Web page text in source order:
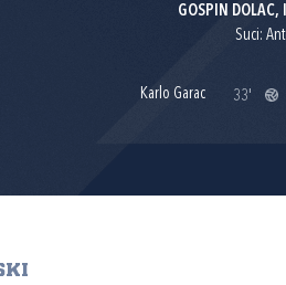
GOSPIN
Suci:
Karlo Garac 33'